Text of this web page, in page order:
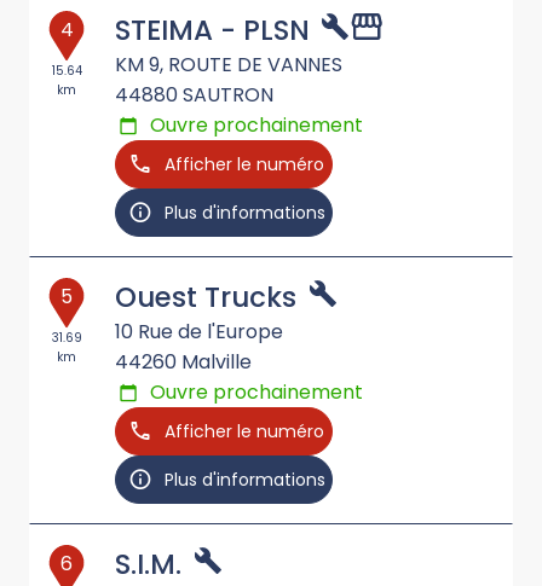
4
15.64
km
STEIMA - PLSN
KM 9, ROUTE DE VANNES
44880SAUTRON
Ouvre prochainement
Afficher le numéro
Plus d'informations
5
31.69
km
Ouest Trucks
10 Rue de l'Europe
44260 Malville
Ouvre prochainement
Afficher le numéro
Plus d'informations
6 S.I.M.